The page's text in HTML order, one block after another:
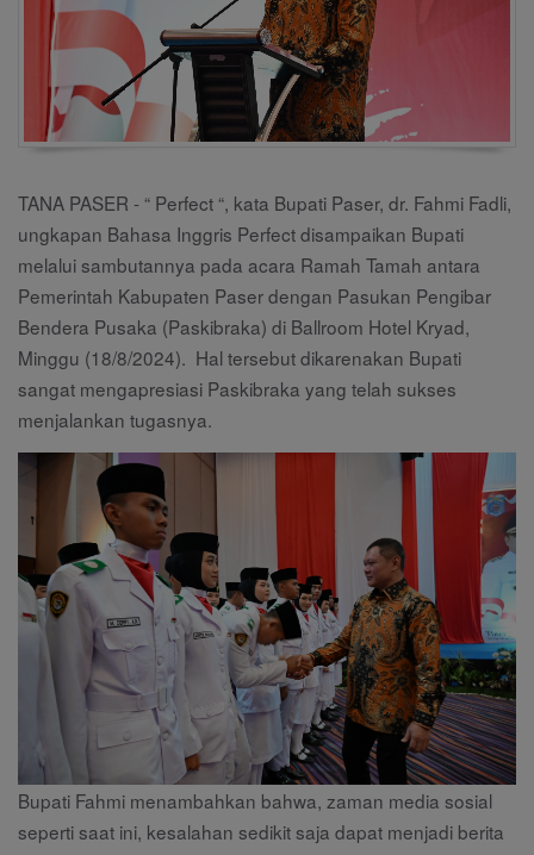
TANA PASER - “ Perfect “, kata Bupati Paser, dr. Fahmi Fadli,
ungkapan Bahasa Inggris Perfect disampaikan Bupati
melalui sambutannya pada acara Ramah Tamah antara
Pemerintah Kabupaten Paser dengan Pasukan Pengibar
Bendera Pusaka (Paskibraka) di Ballroom Hotel Kryad,
Minggu (18/8/2024). Hal tersebut dikarenakan Bupati
sangat mengapresiasi Paskibraka yang telah sukses
menjalankan tugasnya.
Bupati Fahmi menambahkan bahwa, zaman media sosial
seperti saat ini, kesalahan sedikit saja dapat menjadi berita